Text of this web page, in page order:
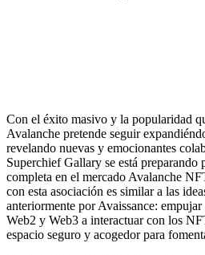
Con el éxito masivo y la popularidad
Avalanche pretende seguir
revelando nuevas y emocionantes
Superchief Gallary se está
completa en el mercado Avalanche
con esta asociación es similar a las
anteriormente por Avaissance:
Web2 y Web3 a interactuar con los
espacio seguro y acogedor para